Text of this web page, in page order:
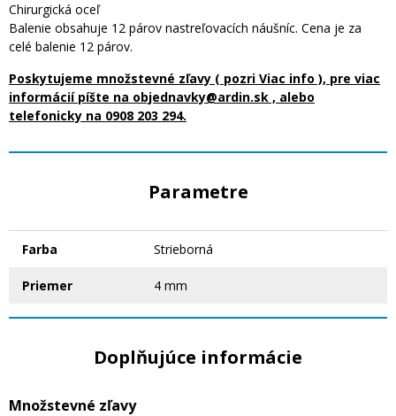
Chirurgická oceľ
Balenie obsahuje 12 párov nastreľovacích náušníc. Cena je za
celé balenie 12 párov.
Poskytujeme množstevné zľavy ( pozri Viac info ), pre viac
informácií píšte na objednavky@ardin.sk , alebo
telefonicky na 0908 203 294.
Parametre
Farba Strieborná
Priemer 4 mm
Doplňujúce informácie
Množstevné zľavy